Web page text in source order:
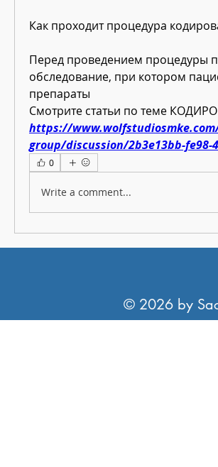
Как проходит процедура
Перед проведением процедуры
обследование, при котором
препараты
Смотрите статьи по теме
https://
group/discussion/2b3e13bb-fe98-
0
Write a comment...
© 2026 by